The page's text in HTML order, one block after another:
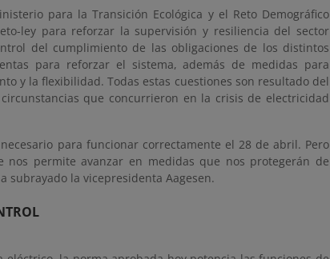
para la Transición Ecológica y el Reto Demográfico
ley para reforzar la supervisión y resiliencia del sector
del cumplimiento de las obligaciones de los distintos
para reforzar el sistema, además de medidas para
y la flexibilidad. Todas estas cuestiones son resultado del
que concurrieron en la crisis de electricidad
para funcionar correctamente el 28 de abril. Pero
nos permite avanzar en medidas que nos protegerán de
subrayado la vicepresidenta Aagesen.